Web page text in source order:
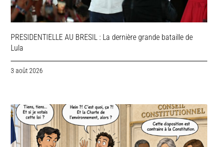
PRESIDENTIELLE AU BRESIL : La dernière grande bataille de
Lula
3 août 2026